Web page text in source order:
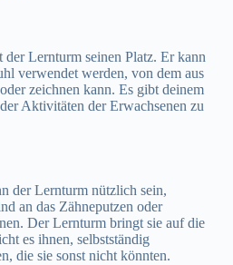
Lernturm seinen Platz. Er kann
verwendet werden, von dem aus
zeichnen kann. Es gibt deinem
Aktivitäten der Erwachsenen zu
der Lernturm nützlich sein,
an das Zähneputzen oder
Der Lernturm bringt sie auf die
es ihnen, selbstständig
die sie sonst nicht könnten.